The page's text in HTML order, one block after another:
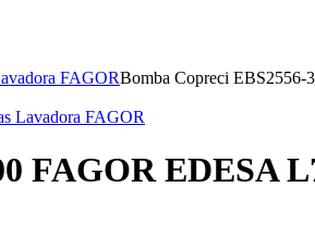
FAGORBomba Copreci
Lavadora FAGOR
FAGOR EDESA